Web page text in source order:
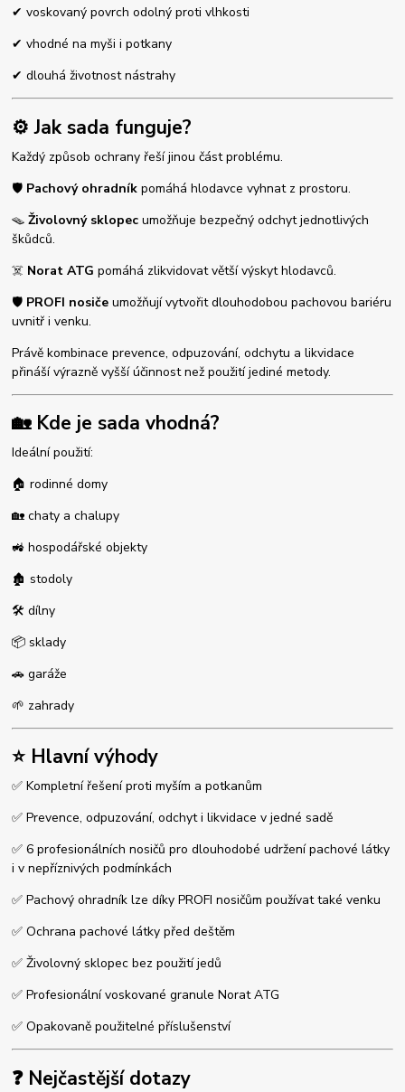
✔ voskovaný povrch odolný proti vlhkosti
✔ vhodné na myši i potkany
✔ dlouhá životnost nástrahy
⚙️ Jak sada funguje?
Každý způsob ochrany řeší jinou část problému.
🛡️ Pachový ohradník pomáhá hlodavce vyhnat z prostoru.
🪤Živolovný sklopec umožňuje bezpečný odchyt jednotlivých
škůdců.
☠️ Norat ATG pomáhá zlikvidovat větší výskyt hlodavců.
🛡️ PROFI nosiče umožňují vytvořit dlouhodobou pachovou bariéru
uvnitř i venku.
Právě kombinace prevence, odpuzování, odchytu a likvidace
přináší výrazně vyšší účinnost než použití jediné metody.
🏡 Kde je sada vhodná?
Ideální použití:
🏠 rodinné domy
🏡 chaty a chalupy
🚜 hospodářské objekty
🏚 stodoly
🛠 dílny
📦 sklady
🚗 garáže
🌱 zahrady
⭐ Hlavní výhody
✅ Kompletní řešení proti myším a potkanům
✅ Prevence, odpuzování, odchyt i likvidace v jedné sadě
✅ 6 profesionálních nosičů pro dlouhodobé udržení pachové látky
i v nepříznivých podmínkách
✅ Pachový ohradník lze díky PROFI nosičům používat také venku
✅ Ochrana pachové látky před deštěm
✅ Živolovný sklopec bez použití jedů
✅ Profesionální voskované granule Norat ATG
✅ Opakovaně použitelné příslušenství
❓ Nejčastější dotazy